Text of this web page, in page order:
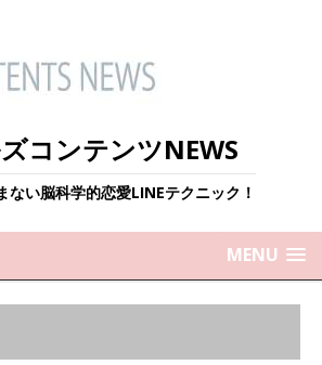
コンテンツNEWS
ない脳科学的恋愛LINEテクニック！
MENU